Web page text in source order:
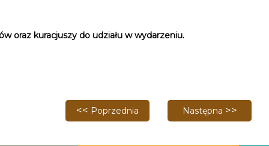
oraz kuracjuszy do udziału w wydarzeniu.
Poprzednia strona: Regionalny etap turnieju
Poprzednia Następna strona:
Następna